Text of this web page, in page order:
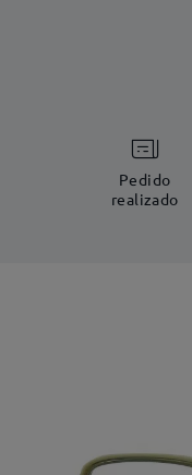
Pedido
realizado